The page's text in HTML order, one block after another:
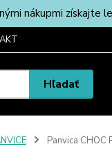
nákupmi získajte
Hľadať
Panvica CHOC